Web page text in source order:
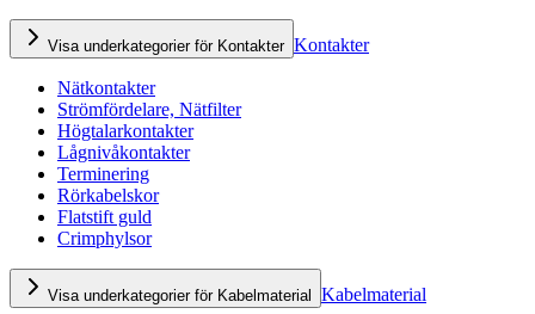
Visa underkategorier för Kontakter Kontakter
Nätkontakter
Strömfördelare, Nätfilter
Högtalarkontakter
Lågnivåkontakter
Terminering
Rörkabelskor
Flatstift guld
Crimphylsor
Visa underkategorier för Kabelmaterial Kabelmaterial